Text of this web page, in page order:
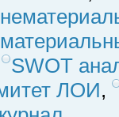
SWOT
ЛОИ,